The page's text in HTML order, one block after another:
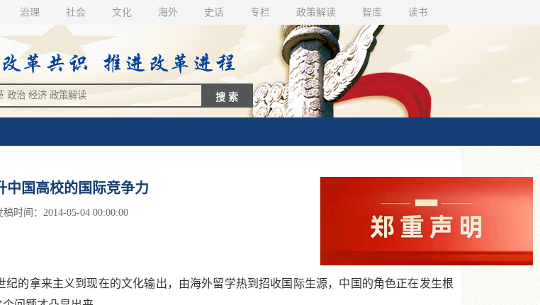
治理 社会 文化 海外 史话 专栏 政策解读 智库 读书
中国高校的国际竞争力
稿时间：2014-05-04 00:00:00
拿来主义到现在的文化输出，由海外留学热到招收国际生源，中国的角色正在发生根